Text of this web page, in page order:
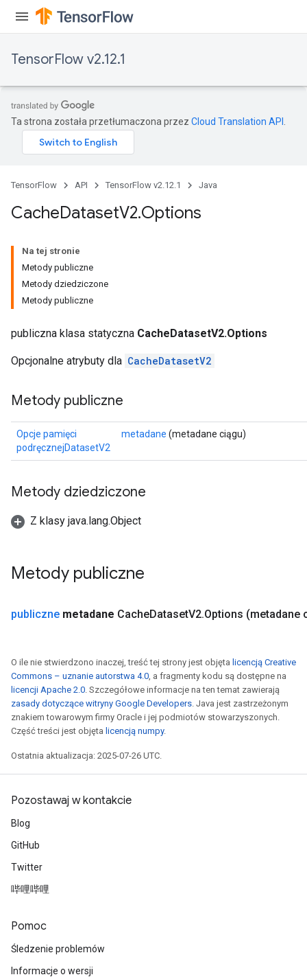
TensorFlow v2.12.1
Ta strona została przetłumaczona przez Cloud Translation API
TensorFlow API TensorFlow v2.12.1 Java
CacheDatasetV2.Options
Na tej stronie
Metody publiczne
Metody dziedziczone
Metody publiczne
publiczna klasa statyczna CacheDatasetV2.Options
Opcjonalne atrybuty dla CacheDatasetV2
Metody publiczne
Opcje pamięci
podręcznejDatasetV2
metadane (metadane ciągu)
Metody dziedziczone
Z klasy java.lang.Object
Metody publiczne
publiczne metadane CacheDatasetV2.Options (metadane
O ile nie stwierdzono inaczej, treść tej strony jest objęta licencją Creative
Commons – uznanie autorstwa 4.0, a fragmenty kodu są dostępne na
licencji Apache 2.0. Szczegółowe informacje na ten temat zawierają
zasady dotyczące witryny Google Developers. Java jest zastrzeżonym
znakiem towarowym firmy Oracle i jej podmiotów stowarzyszonych.
Część treści jest objęta licencją numpy.
Ostatnia aktualizacja: 2025-07-26 UTC.
Pozostawaj w kontakcie
Blog
GitHub
Twitter
哔哩哔哩
Pomoc
Śledzenie problemów
Informacje o wersji